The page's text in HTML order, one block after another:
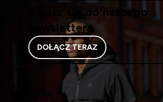
Zapisz się do naszego
newslettera
DOŁĄCZ TERAZ